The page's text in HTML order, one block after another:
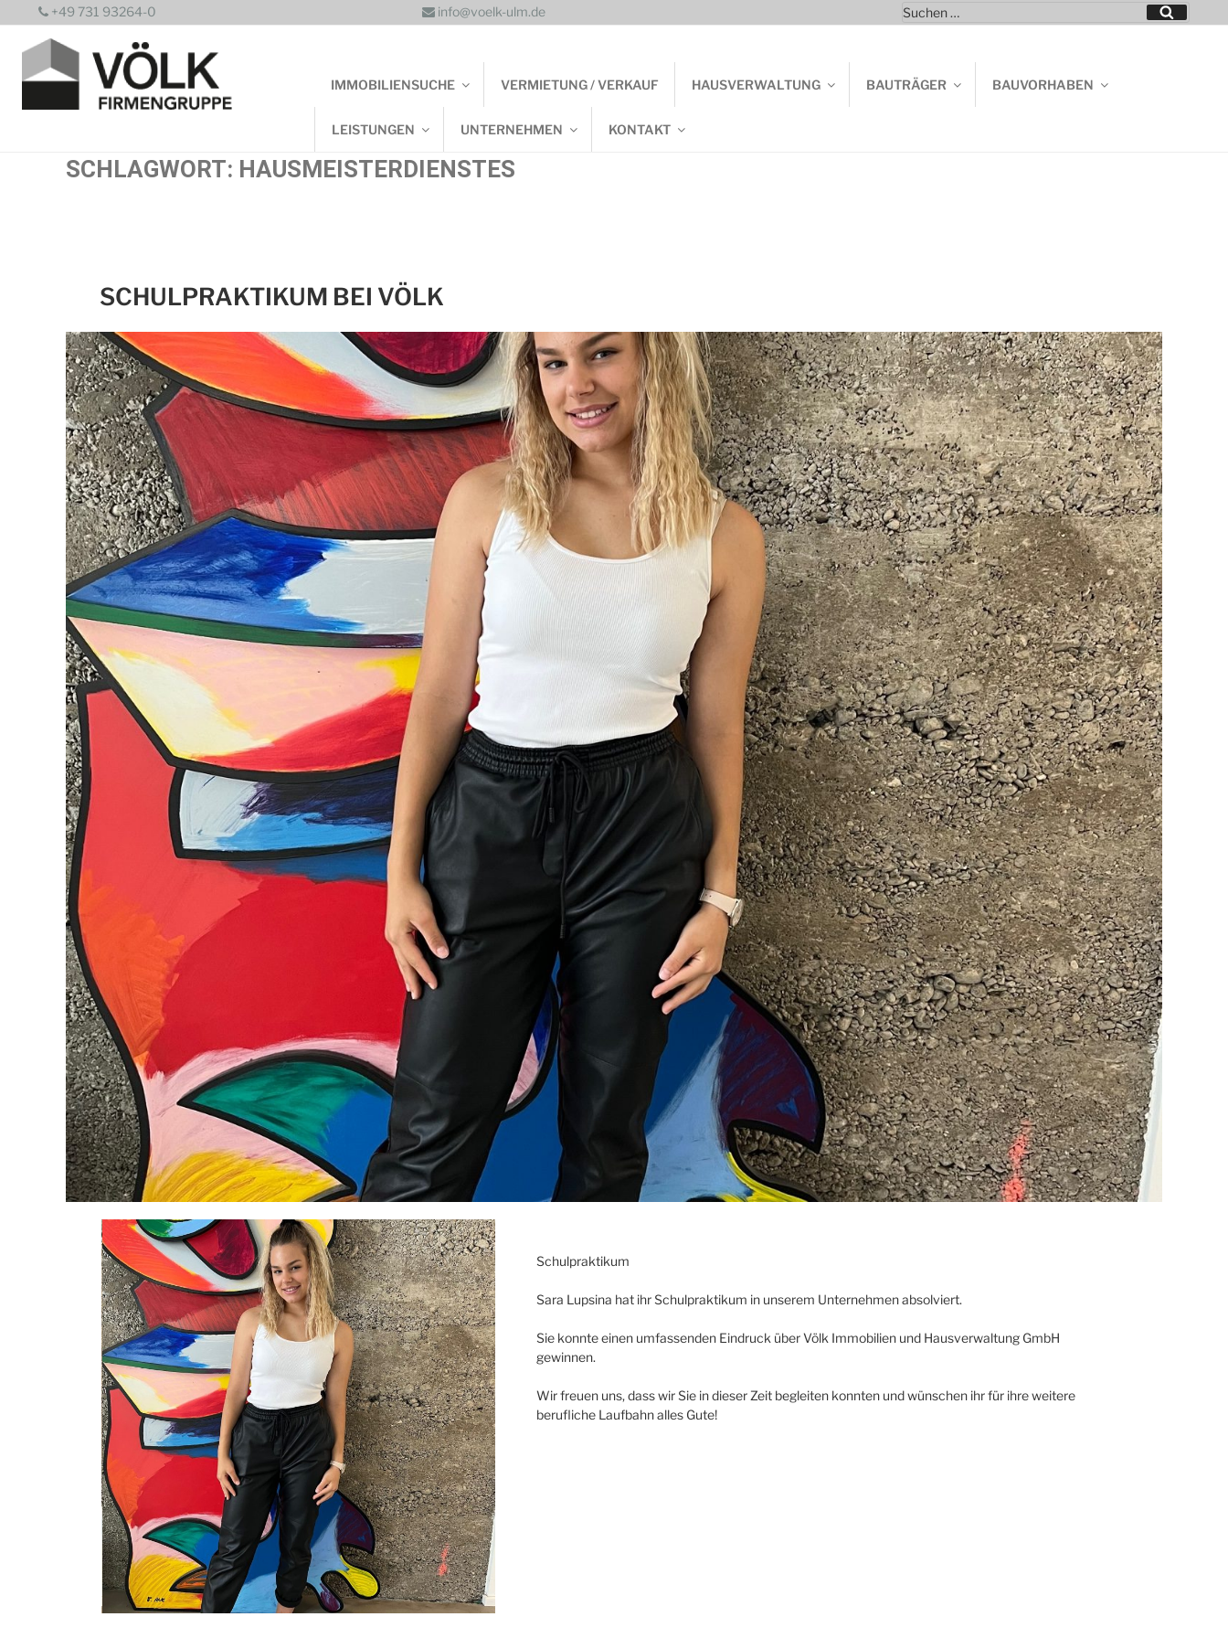
Inhalt
springen
+49 731 93264-0 info@voelk-ulm.de
Suchen
nach:
Suchen
IMMOBILIENSUCHE VERMIETUNG / VERKAUF HAUSVERWALTUNG BAUTRÄGER BAUVORHABEN
LEISTUNGEN UNTERNEHMEN KONTAKT
SCHLAGWORT: HAUSMEISTERDIENSTES
SCHULPRAKTIKUM BEI VÖLK
Schulpraktikum
Sara Lupsina hat ihr Schulpraktikum in unserem Unternehmen absolviert.
Sie konnte einen umfassenden Eindruck über Völk Immobilien und Hausverwaltung GmbH
gewinnen.
Wir freuen uns, dass wir Sie in dieser Zeit begleiten konnten und wünschen ihr für ihre weitere
berufliche Laufbahn alles Gute!